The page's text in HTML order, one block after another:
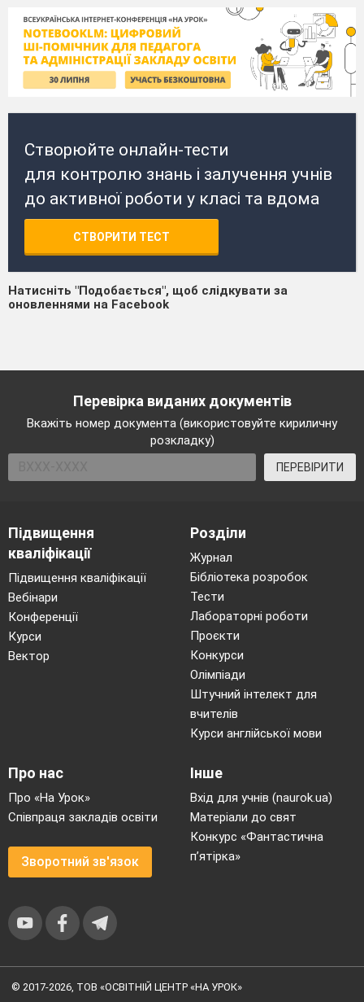
Створюйте онлайн-тести
для контролю знань і залучення учнів
до активної роботи у класі та вдома
СТВОРИТИ ТЕСТ
Натисніть "Подобається", щоб слідкувати за
оновленнями на Facebook
Перевірка виданих документів
Вкажіть номер документа (використовуйте кириличну
розкладку)
ПЕРЕВІРИТИ
Підвищення
кваліфікації
Підвищення кваліфікації
Вебінари
Конференції
Курси
Вектор
Розділи
Журнал
Бібліотека розробок
Тести
Лабораторні роботи
Проєкти
Конкурси
Олімпіади
Штучний інтелект для
вчителів
Курси англійської мови
Про нас
Про «На Урок»
Співпраця закладів освіти
Зворотний зв'язок
Інше
Вхід для учнів (naurok.ua)
Матеріали до свят
Конкурс «Фантастична
п’ятірка»
© 2017-2026, ТОВ «ОСВІТНІЙ ЦЕНТР «НА УРОК»